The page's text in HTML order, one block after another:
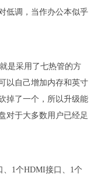
低调，当作办公本似乎
是采用了七热管的方
以自己增加内存和英寸
掉了一个，所以升级能
对于大多数用户已经足
、1个HDMI接口、1个